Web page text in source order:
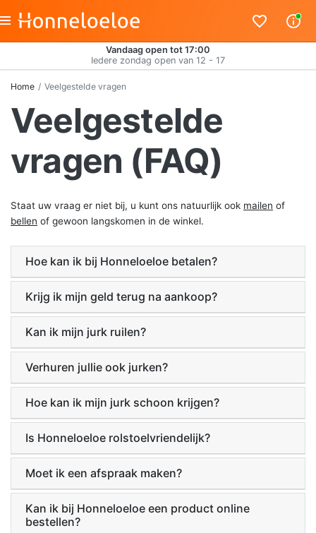
Vandaag open tot 17:00
Iedere zondag open van 12 - 17
Home Veelgestelde vragen
Veelgestelde
vragen (FAQ)
Staat uw vraag er niet bij, u kunt ons natuurlijk ook mailen of
bellen of gewoon langskomen in de winkel.
Hoe kan ik bij Honneloeloe betalen?
Krijg ik mijn geld terug na aankoop?
Kan ik mijn jurk ruilen?
Verhuren jullie ook jurken?
Hoe kan ik mijn jurk schoon krijgen?
Is Honneloeloe rolstoelvriendelijk?
Moet ik een afspraak maken?
Kan ik bij Honneloeloe een product online
bestellen?